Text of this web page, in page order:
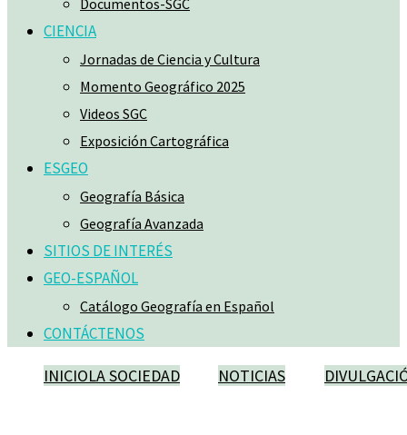
Documentos-SGC
CIENCIA
Jornadas de Ciencia y Cultura
Momento Geográfico 2025
Videos SGC
Exposición Cartográfica
ESGEO
Geografía Básica
Geografía Avanzada
SITIOS DE INTERÉS
GEO-ESPAÑOL
Catálogo Geografía en Español
CONTÁCTENOS
INICIOLA SOCIEDAD NOTICIAS